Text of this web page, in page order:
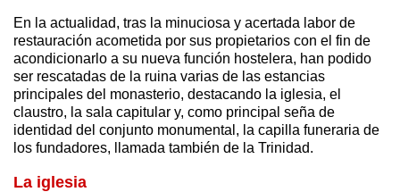
En la actualidad, tras la minuciosa y acertada labor de
restauración acometida por sus propietarios con el fin de
acondicionarlo a su nueva función hostelera, han podido
ser rescatadas de la ruina varias de las estancias
principales del monasterio, destacando la iglesia, el
claustro, la sala capitular y, como principal seña de
identidad del conjunto monumental, la capilla funeraria de
los fundadores, llamada también de la Trinidad.
La iglesia